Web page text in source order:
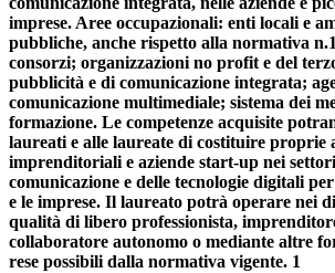
imprese. Aree occupazionali: enti locali e
pubbliche, anche rispetto alla normativa
consorzi; organizzazioni no profit e del
pubblicità e di comunicazione integrata;
comunicazione multimediale; sistema dei
formazione. Le competenze acquisite
laureati e alle laureate di costituire proprie
imprenditoriali e aziende start-up nei
comunicazione e delle tecnologie digitali
e le imprese. Il laureato potrà operare nei
qualità di libero professionista,
collaboratore autonomo o mediante altre
rese possibili dalla normativa vigente. 1